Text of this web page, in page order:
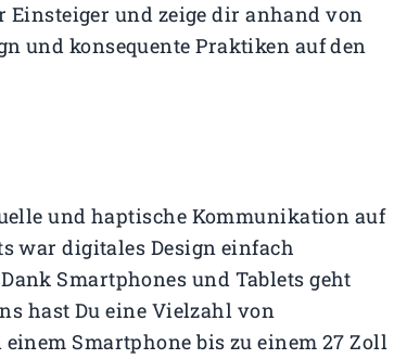
und zeige dir anhand von
und konsequente Praktiken auf den
und haptische Kommunikation auf
war digitales Design einfach
Smartphones und Tablets geht
hast Du eine Vielzahl von
Smartphone bis zu einem 27 Zoll